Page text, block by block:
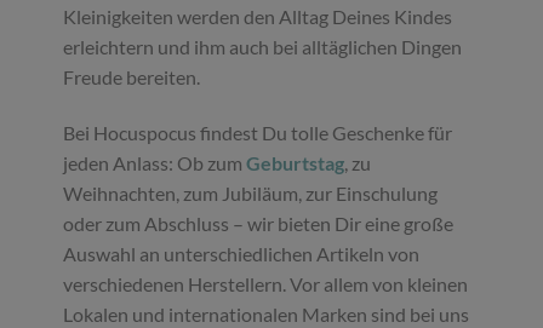
Kleinigkeiten werden den Alltag Deines Kindes
erleichtern und ihm auch bei alltäglichen Dingen
Freude bereiten.
Bei Hocuspocus findest Du tolle Geschenke für
jeden Anlass: Ob zumGeburtstag, zu
Weihnachten, zum Jubiläum, zur Einschulung
oder zum Abschluss – wir bieten Dir eine große
Auswahl an unterschiedlichen Artikeln von
verschiedenen Herstellern. Vor allem von kleinen
Lokalen und internationalen Marken sind bei uns